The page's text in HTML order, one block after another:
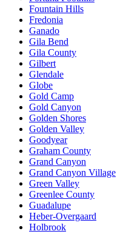
Fountain Hills
Fredonia
Ganado
Gila Bend
Gila County
Gilbert
Glendale
Globe
Gold Camp
Gold Canyon
Golden Shores
Golden Valley
Goodyear
Graham County
Grand Canyon
Grand Canyon Village
Green Valley
Greenlee County
Guadalupe
Heber-Overgaard
Holbrook